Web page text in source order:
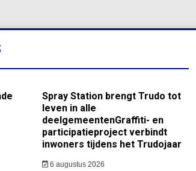
Spray Station brengt Trudo tot
leven in alle
deelgemeentenGraffiti- en
participatieproject verbindt
inwoners tijdens het Trudojaar
6 augustus 2026